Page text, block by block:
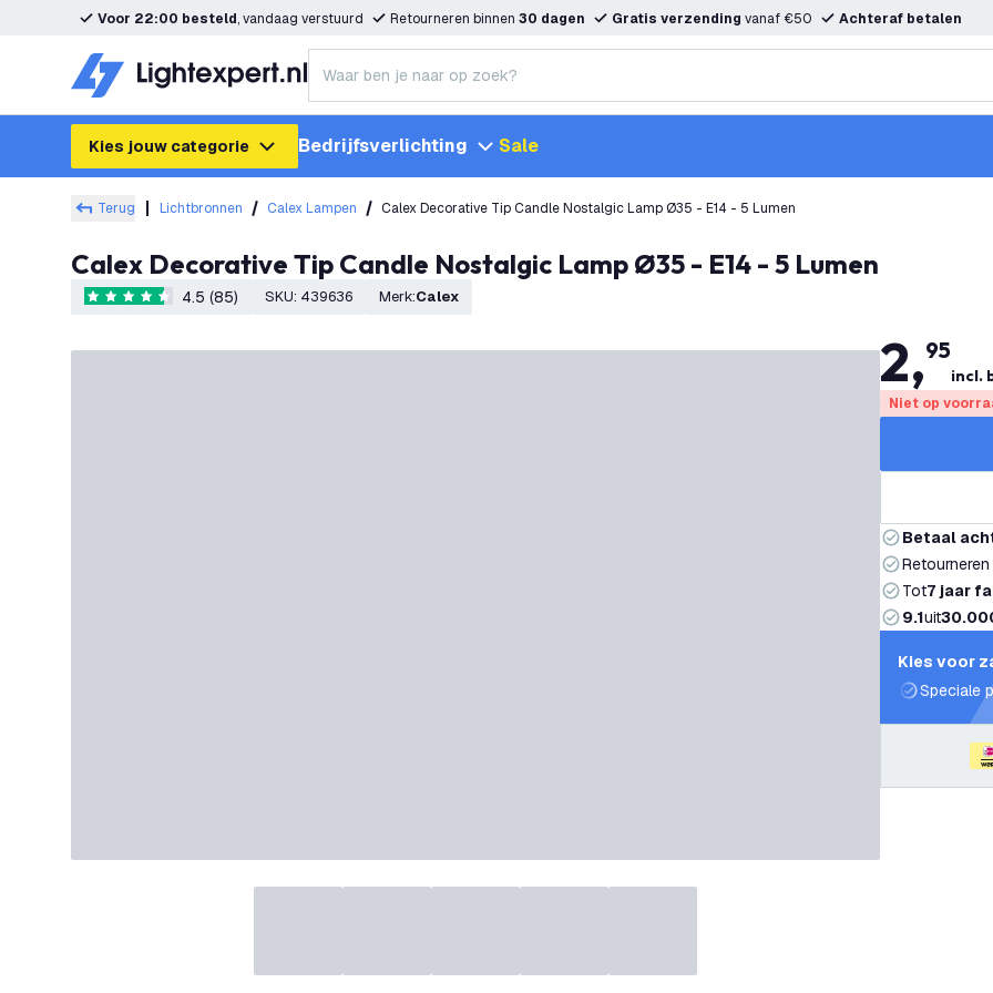
Voor 22:00 besteld, vandaag verstuurd Retourneren binnen 30 dagen Gratis verzending vanaf €50 Achteraf betalen
Kies jouw categorie Bedrijfsverlichting Sale
Terug Lichtbronnen Calex Lampen Calex Decorative Tip Candle Nostalgic Lamp Ø35 - E14 - 5 Lumen
Calex Decorative Tip Candle Nostalgic Lamp Ø35 - E14 - 5 Lumen
4.5 score sterren4.5 (85) SKU: 439636 Merk: Calex
2,95
incl.
Niet op
Betaal
Tot7 jaar
9.1uit
Kies voor
Speciale